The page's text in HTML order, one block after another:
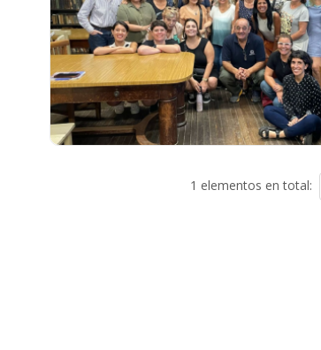
1 elementos en total: